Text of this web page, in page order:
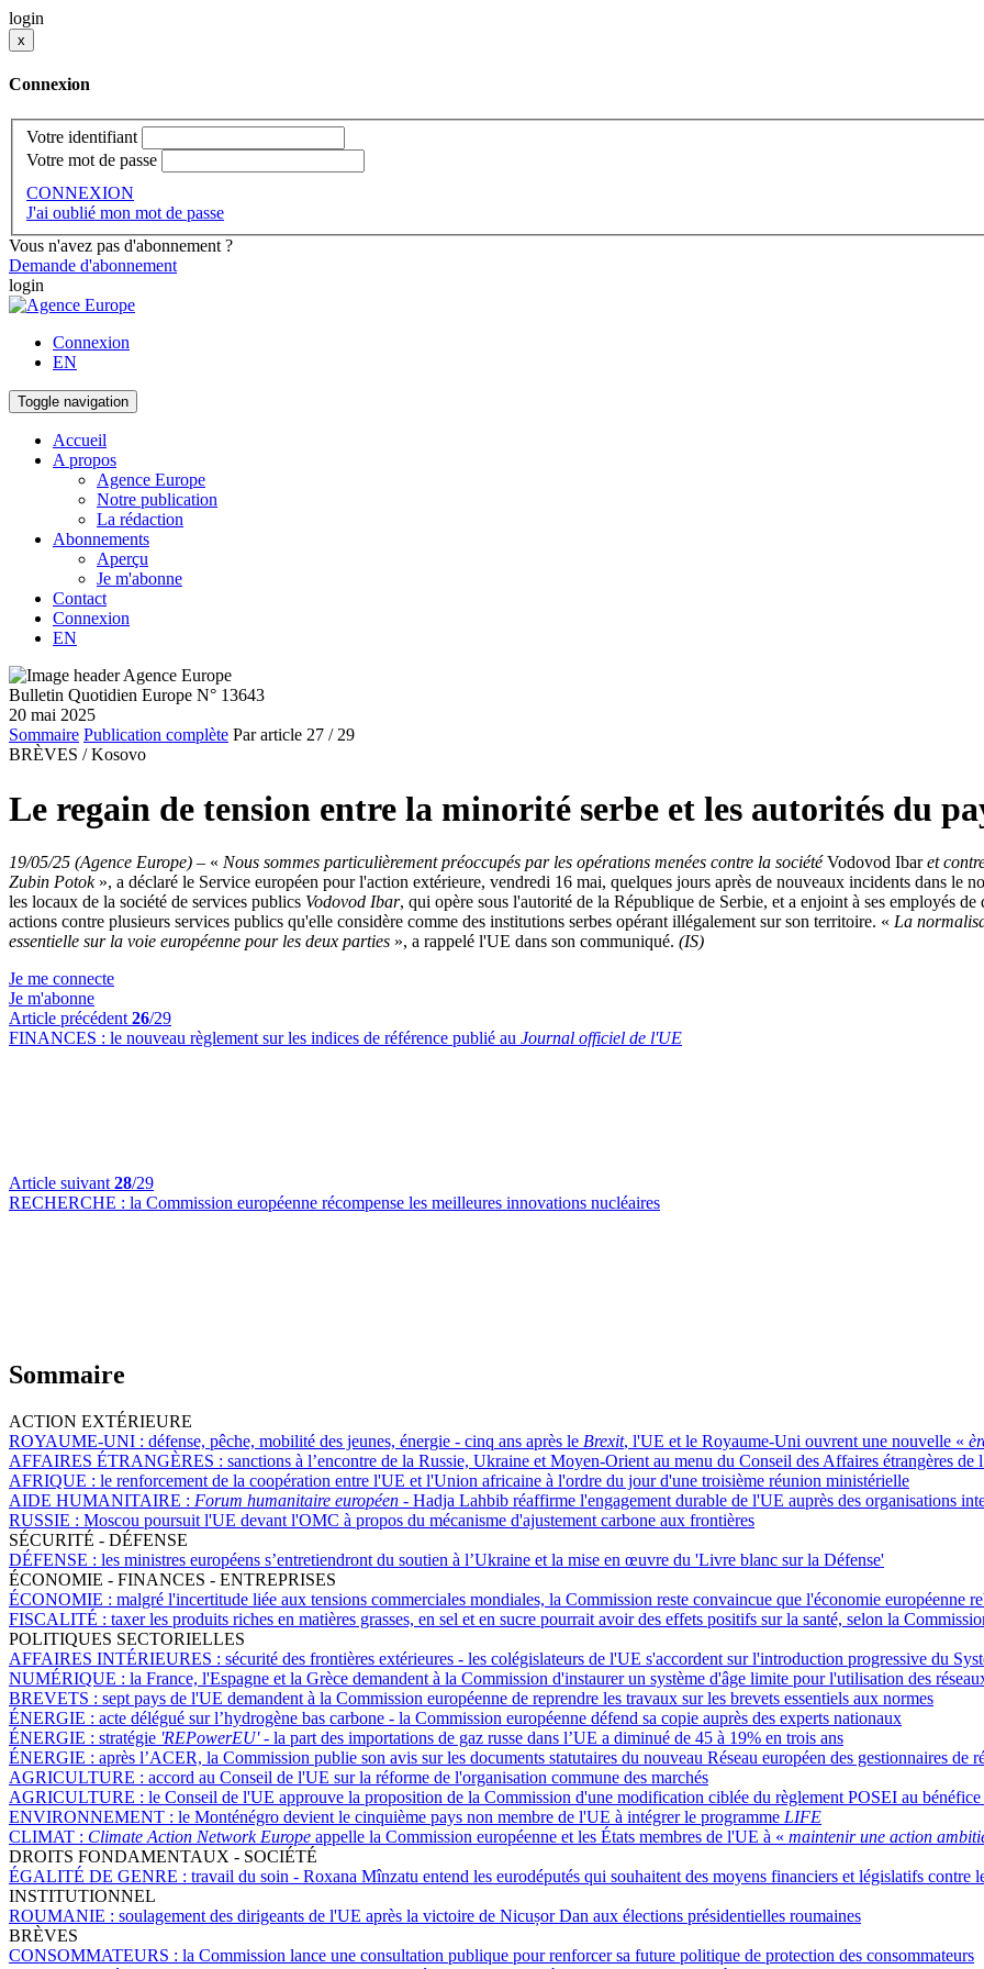
login
x
Connexion
Votre identifiant
Votre mot de passe
CONNEXION
J'ai oublié mon mot de passe
Vous n'avez pas d'abonnement ?
Demande d'abonnement
login
Connexion
EN
Toggle navigation
Accueil
A propos
Agence Europe
Notre publication
La rédaction
Abonnements
Aperçu
Je m'abonne
Contact
Connexion
EN
Bulletin Quotidien Europe N° 13643
20 mai 2025
Sommaire Publication complète Par article 27 / 29
BRÈVES / Kosovo
Le regain de tension entre la minorité serbe et les autorités du
19/05/25 (Agence Europe) – « Nous sommes particulièrement préoccupés par les opérations menées contre la sociétéVodovod Ibaret
Zubin Potok », a déclaré le Service européen pour l'action extérieure, vendredi 16 mai, quelques jours après de nouveaux incidents dans
les locaux de la société de services publics Vodovod Ibar, qui opère sous l'autorité de la République de Serbie, et a enjoint à ses employés
actions contre plusieurs services publics qu'elle considère comme des institutions serbes opérant illégalement sur son territoire. « La
essentielle sur la voie européenne pour les deux parties », a rappelé l'UE dans son communiqué. (IS)
Je me connecte
Je m'abonne
Article précédent 26/29
FINANCES : le nouveau règlement sur les indices de référence publié au Journal officiel de l'UE
Article suivant 28/29
RECHERCHE : la Commission européenne récompense les meilleures innovations nucléaires
Sommaire
ACTION EXTÉRIEURE
ROYAUME-UNI : défense, pêche, mobilité des jeunes, énergie - cinq ans après le Brexit, l'UE et le Royaume-Uni ouvrent une nouvelle «
AFFAIRES ÉTRANGÈRES : sanctions à l’encontre de la Russie, Ukraine et Moyen-Orient au menu du Conseil des Affaires étrangères de
AFRIQUE : le renforcement de la coopération entre l'UE et l'Union africaine à l'ordre du jour d'une troisième réunion ministérielle
AIDE HUMANITAIRE : Forum humanitaire européen - Hadja Lahbib réaffirme l'engagement durable de l'UE auprès des organisations
RUSSIE : Moscou poursuit l'UE devant l'OMC à propos du mécanisme d'ajustement carbone aux frontières
SÉCURITÉ - DÉFENSE
DÉFENSE : les ministres européens s’entretiendront du soutien à l’Ukraine et la mise en œuvre du 'Livre blanc sur la Défense'
ÉCONOMIE - FINANCES - ENTREPRISES
ÉCONOMIE : malgré l'incertitude liée aux tensions commerciales mondiales, la Commission reste convaincue que l'économie européenne
FISCALITÉ : taxer les produits riches en matières grasses, en sel et en sucre pourrait avoir des effets positifs sur la santé, selon la
POLITIQUES SECTORIELLES
AFFAIRES INTÉRIEURES : sécurité des frontières extérieures - les colégislateurs de l'UE s'accordent sur l'introduction progressive du
NUMÉRIQUE : la France, l'Espagne et la Grèce demandent à la Commission d'instaurer un système d'âge limite pour l'utilisation des
BREVETS : sept pays de l'UE demandent à la Commission européenne de reprendre les travaux sur les brevets essentiels aux normes
ÉNERGIE : acte délégué sur l’hydrogène bas carbone - la Commission européenne défend sa copie auprès des experts nationaux
ÉNERGIE : stratégie 'REPowerEU' - la part des importations de gaz russe dans l’UE a diminué de 45 à 19% en trois ans
ÉNERGIE : après l’ACER, la Commission publie son avis sur les documents statutaires du nouveau Réseau européen des gestionnaires de
AGRICULTURE : accord au Conseil de l'UE sur la réforme de l'organisation commune des marchés
AGRICULTURE : le Conseil de l'UE approuve la proposition de la Commission d'une modification ciblée du règlement POSEI au
ENVIRONNEMENT : le Monténégro devient le cinquième pays non membre de l'UE à intégrer le programme LIFE
CLIMAT : Climate Action Network Europe appelle la Commission européenne et les États membres de l'UE à « maintenir une action
DROITS FONDAMENTAUX - SOCIÉTÉ
ÉGALITÉ DE GENRE : travail du soin - Roxana Mînzatu entend les eurodéputés qui souhaitent des moyens financiers et législatifs contre
INSTITUTIONNEL
ROUMANIE : soulagement des dirigeants de l'UE après la victoire de Nicușor Dan aux élections présidentielles roumaines
BRÈVES
CONSOMMATEURS : la Commission lance une consultation publique pour renforcer sa future politique de protection des consommateurs